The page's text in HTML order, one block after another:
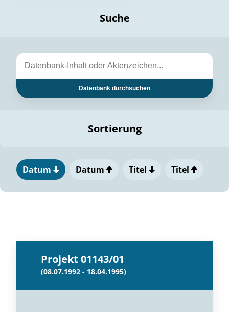
Suche
Datenbank durchsuchen
Sortierung
Datum Datum Titel Titel
Projekt 01143/01
(08.07.1992 - 18.04.1995)